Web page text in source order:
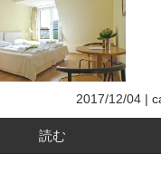
2017/12/04 |
読む